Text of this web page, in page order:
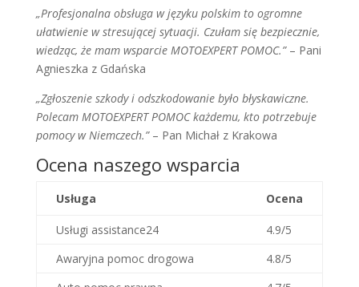
„Profesjonalna obsługa w języku polskim to ogromne
ułatwienie w stresującej sytuacji. Czułam się bezpiecznie,
wiedząc, że mam wsparcie MOTOEXPERT POMOC.”– Pani
Agnieszka z Gdańska
„Zgłoszenie szkody i odszkodowanie było błyskawiczne.
Polecam MOTOEXPERT POMOC każdemu, kto potrzebuje
pomocy w Niemczech.”– Pan Michał z Krakowa
Ocena naszego wsparcia
Usługa Ocena
Usługi assistance24
4.9/5
Awaryjna pomoc drogowa
4.8/5